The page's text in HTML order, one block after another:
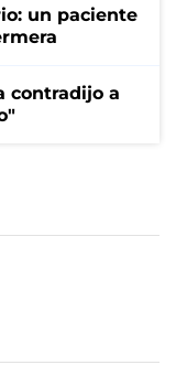
un paciente
contradijo a